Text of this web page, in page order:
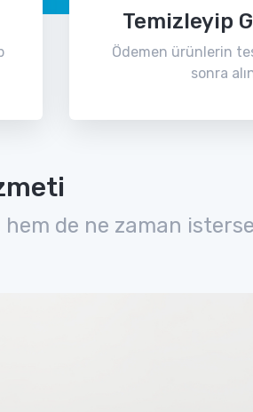
Temizleyip
Ödemen ürünlerin
sonra
de ne zaman